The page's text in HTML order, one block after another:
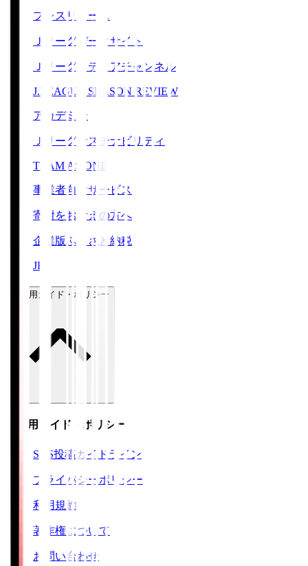
プレスリリース
Ｊリーグデータサイト
Ｊリーグメディアチャンネル
J.LEAGUE SEASON REVIEW
アカデミー
Ｊリーグサステナビリティ
TEAM AS ONE
事業者向けサービス
寄附をお考えの方へ
企業版ふるさと納税
JFA
ご利用ガイド・ポリシー
ご利用ガイド・ポリシー
SNS投稿ガイドライン
プライバシーポリシー
利用規約
著作権について
お問い合わせ